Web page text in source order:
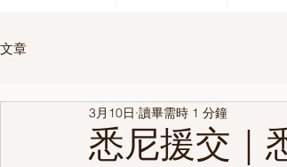
文章
悉尼援交｜
3月10日 讀畢需時 1 分鐘